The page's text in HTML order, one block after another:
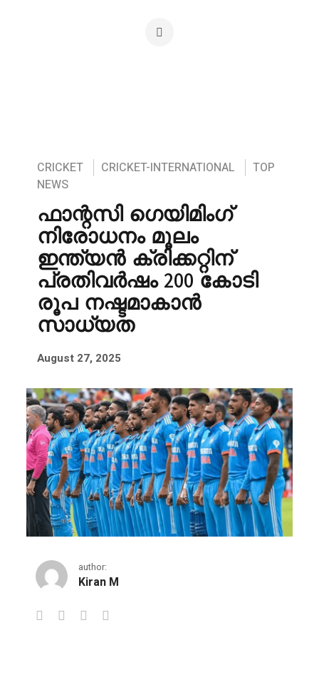
CRICKET CRICKET-INTERNATIONAL
TOP
NEWS
ഫാന്റസി ഗെയിമിംഗ്
നിരോധനം മൂലം
ഇന്ത്യൻ ക്രിക്കറ്റിന്
പ്രതിവർഷം 200 കോടി
രൂപ നഷ്ടമാകാൻ
സാധ്യത
August 27, 2025
author:
Kiran M